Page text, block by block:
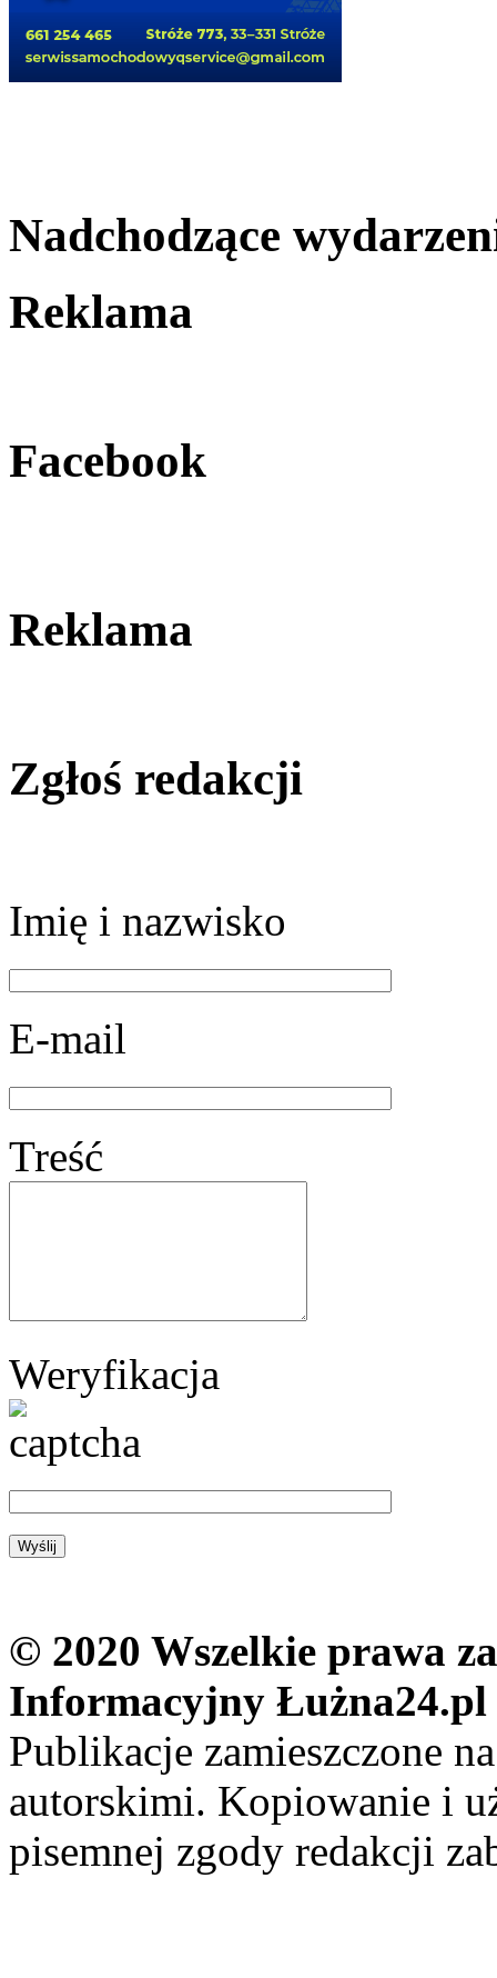
Nadchodzące
Reklama
Facebook
Reklama
Zgłoś redakcji
Imię i nazwisko
E-mail
Treść
Weryfikacja
© 2020 Wszelkie prawa
Informacyjny Łużna24.pl
Publikacje zamieszczone
autorskimi. Kopiowanie i
pisemnej zgody redakcji